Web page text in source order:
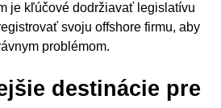
je kľúčové dodržiavať legislatívu
svoju offshore firmu, aby
problémom.
destinácie pre